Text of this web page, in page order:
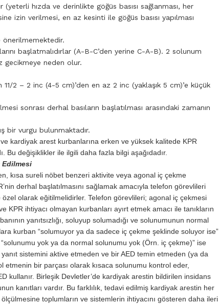
hızda ve derinlikte göğüs basısı sağlanması, her
izin verilmesi, en az kesinti ile göğüs basısı yapılması
önerilmemektedir.
başlatmalıdırlar (A-B-C’den yerine C-A-B). 2 solunum
gecikmeye neden olur.
2 – 2 inc (4-5 cm)’den en az 2 inc (yaklaşık 5 cm)’e küçük
sonrası derhal basıların başlatılması arasındaki zamanın
bir vurgu bulunmaktadır.
kardiyak arest kurbanlarına erken ve yüksek kalitede KPR
değişiklikler ile ilgili daha fazla bilgi aşağıdadır.
Edilmesi
kısa sureli nöbet benzeri aktivite veya agonal iç çekme
derhal başlatılmasını sağlamak amacıyla telefon görevlileri
olarak eğitilmelidirler. Telefon görevlileri; agonal iç çekmesi
ihtiyacı olmayan kurbanları ayırt etmek amacı ile tanıkların
yanıtsızlığı, soluyup solumadığı ve solunumunun normal
kurban “solumuyor ya da sadece iç çekme şeklinde soluyor ise”
“solunumu yok ya da normal solunumu yok (Örn. iç çekme)” ise
yanıt sistemini aktive etmeden ve bir AED temin etmeden (ya da
bir parçası olarak kısaca solunumu kontrol eder,
kullanır. Birleşik Devletler’de kardiyak arestin bildirilen insidans
kanıtları vardır. Bu farklılık, tedavi edilmiş kardiyak arestin her
toplumların ve sistemlerin ihtiyacını gösteren daha ileri